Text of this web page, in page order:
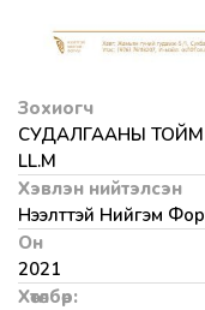
Зохиогч
СУДАЛГААНЫ ТОЙМ
LL.M
Хэвлэн нийтэлсэн
Нээлттэй Нийгэм
Он
2021
Хөтөлбөр: